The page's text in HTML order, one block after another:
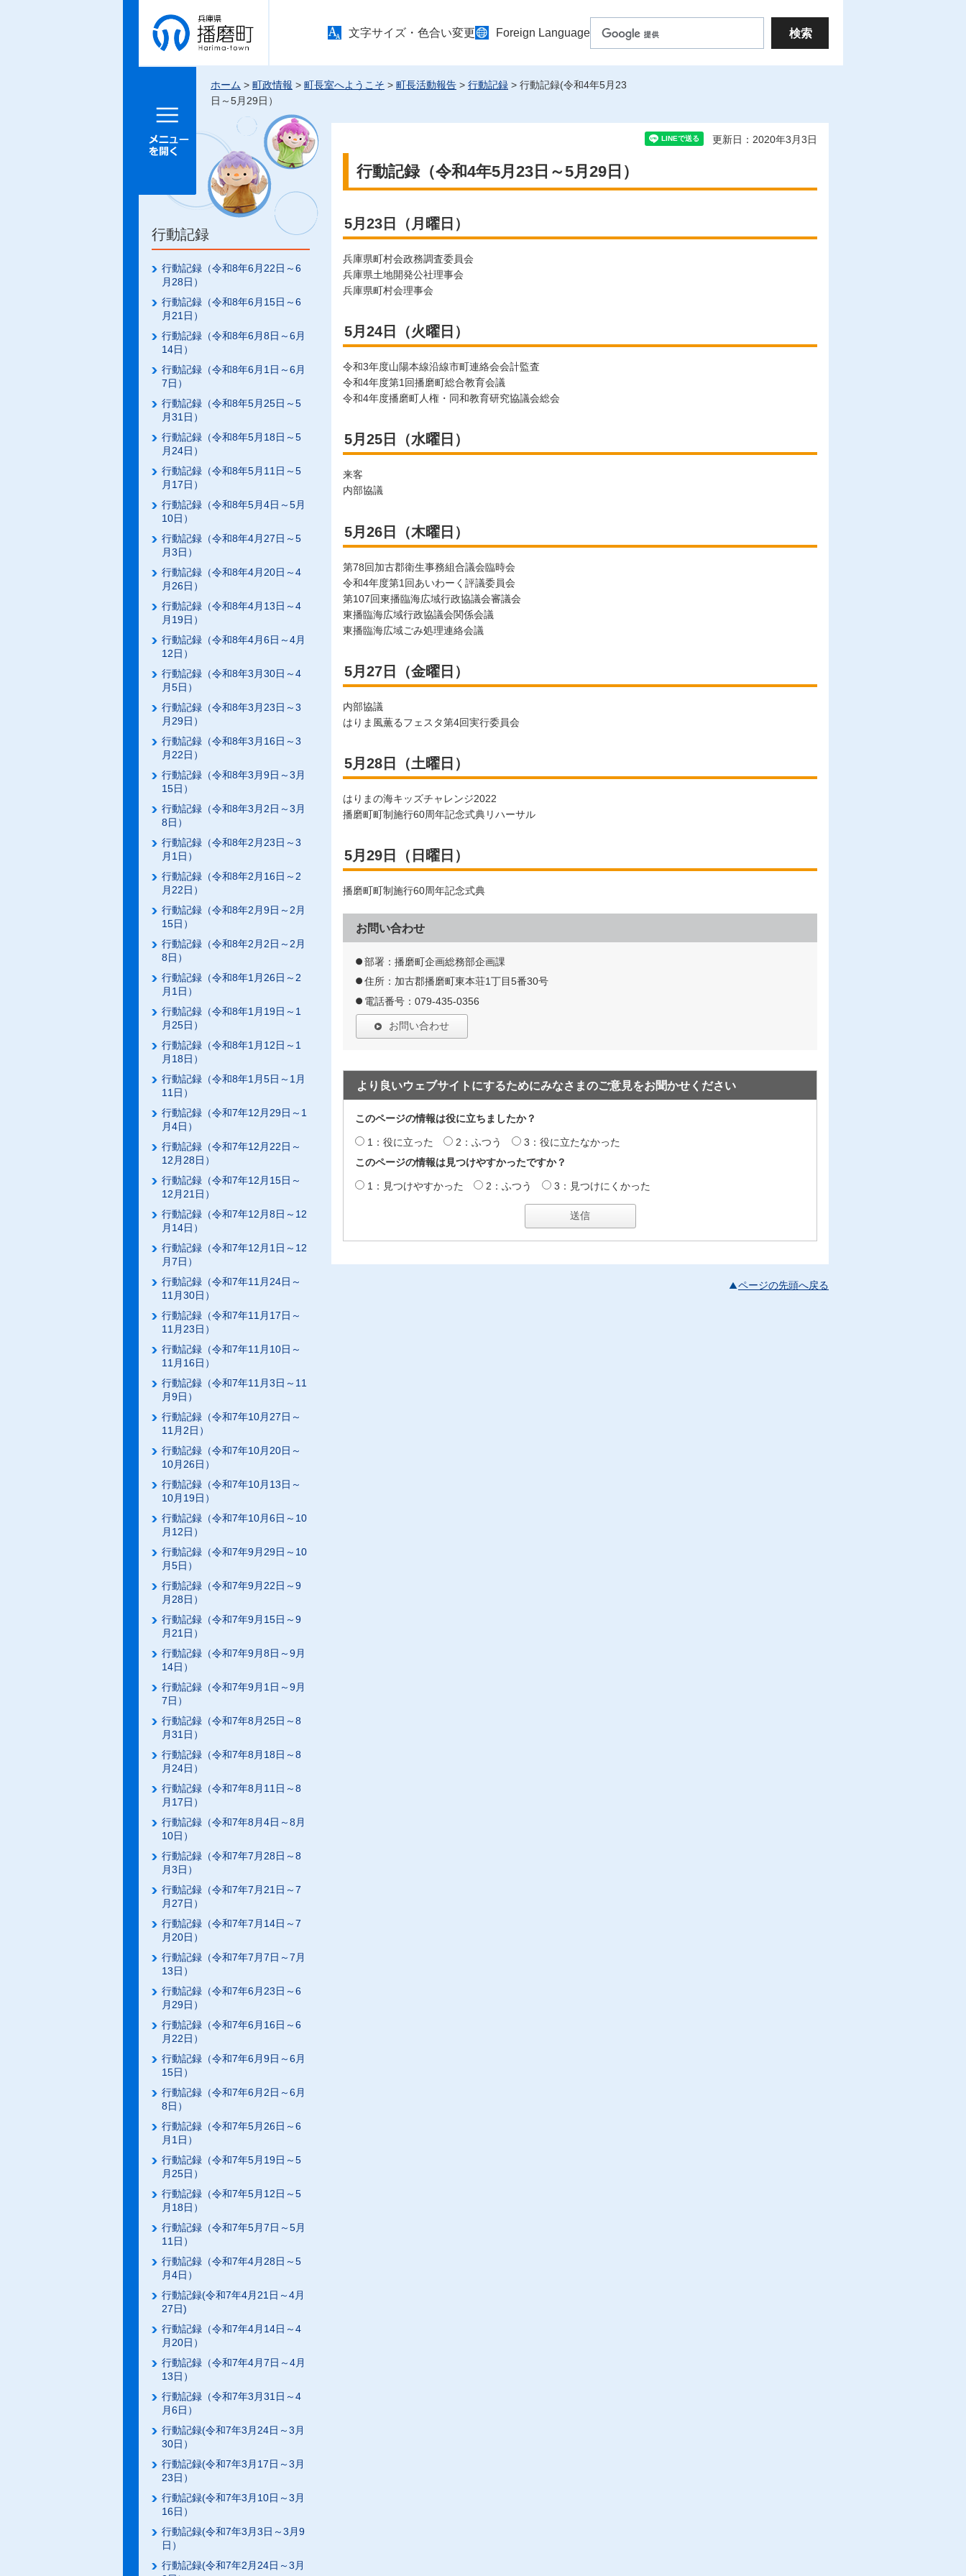
兵庫県 播
磨町
文字サイズ・色合い変更 Foreign Language
メニュー
ホーム > 町政情報 > 町長室へようこそ > 町長活動報告 > 行動記録 > 行動記録(令和4年5月23
日～5月29日）
行動記録
行動記録（令和8年6月22日～6
月28日）
行動記録（令和8年6月15日～6
月21日）
行動記録（令和8年6月8日～6月
14日）
行動記録（令和8年6月1日～6月
7日）
行動記録（令和8年5月25日～5
月31日）
行動記録（令和8年5月18日～5
月24日）
行動記録（令和8年5月11日～5
月17日）
行動記録（令和8年5月4日～5月
10日）
行動記録（令和8年4月27日～5
月3日）
行動記録（令和8年4月20日～4
月26日）
行動記録（令和8年4月13日～4
月19日）
行動記録（令和8年4月6日～4月
12日）
行動記録（令和8年3月30日～4
月5日）
行動記録（令和8年3月23日～3
月29日）
行動記録（令和8年3月16日～3
月22日）
行動記録（令和8年3月9日～3月
15日）
行動記録（令和8年3月2日～3月
8日）
行動記録（令和8年2月23日～3
月1日）
行動記録（令和8年2月16日～2
月22日）
行動記録（令和8年2月9日～2月
15日）
行動記録（令和8年2月2日～2月
8日）
行動記録（令和8年1月26日～2
月1日）
行動記録（令和8年1月19日～1
月25日）
行動記録（令和8年1月12日～1
月18日）
行動記録（令和8年1月5日～1月
11日）
行動記録（令和7年12月29日～1
月4日）
行動記録（令和7年12月22日～
12月28日）
行動記録（令和7年12月15日～
12月21日）
行動記録（令和7年12月8日～12
月14日）
行動記録（令和7年12月1日～12
月7日）
行動記録（令和7年11月24日～
11月30日）
行動記録（令和7年11月17日～
11月23日）
行動記録（令和7年11月10日～
11月16日）
行動記録（令和7年11月3日～11
月9日）
行動記録（令和7年10月27日～
11月2日）
行動記録（令和7年10月20日～
10月26日）
行動記録（令和7年10月13日～
10月19日）
行動記録（令和7年10月6日～10
月12日）
行動記録（令和7年9月29日～10
月5日）
行動記録（令和7年9月22日～9
月28日）
行動記録（令和7年9月15日～9
月21日）
行動記録（令和7年9月8日～9月
14日）
行動記録（令和7年9月1日～9月
7日）
行動記録（令和7年8月25日～8
月31日）
行動記録（令和7年8月18日～8
月24日）
行動記録（令和7年8月11日～8
月17日）
行動記録（令和7年8月4日～8月
10日）
行動記録（令和7年7月28日～8
月3日）
行動記録（令和7年7月21日～7
月27日）
行動記録（令和7年7月14日～7
月20日）
行動記録（令和7年7月7日～7月
13日）
行動記録（令和7年6月23日～6
月29日）
行動記録（令和7年6月16日～6
月22日）
行動記録（令和7年6月9日～6月
15日）
行動記録（令和7年6月2日～6月
8日）
行動記録（令和7年5月26日～6
月1日）
行動記録（令和7年5月19日～5
月25日）
行動記録（令和7年5月12日～5
月18日）
行動記録（令和7年5月7日～5月
11日）
行動記録（令和7年4月28日～5
月4日）
行動記録(令和7年4月21日～4月
27日)
行動記録（令和7年4月14日～4
月20日）
行動記録（令和7年4月7日～4月
13日）
行動記録（令和7年3月31日～4
月6日）
行動記録(令和7年3月24日～3月
30日）
行動記録(令和7年3月17日～3月
23日）
行動記録(令和7年3月10日～3月
16日）
行動記録(令和7年3月3日～3月9
日）
行動記録(令和7年2月24日～3月
更新日：2020年3月3日
行動記録（令和4年5月23日～5月29日）
5月23日（月曜日）
兵庫県町村会政務調査委員会
兵庫県土地開発公社理事会
兵庫県町村会理事会
5月24日（火曜日）
令和3年度山陽本線沿線市町連絡会会計監査
令和4年度第1回播磨町総合教育会議
令和4年度播磨町人権・同和教育研究協議会総会
5月25日（水曜日）
来客
内部協議
5月26日（木曜日）
第78回加古郡衛生事務組合議会臨時会
令和4年度第1回あいわーく評議委員会
第107回東播臨海広域行政協議会審議会
東播臨海広域行政協議会関係会議
東播臨海広域ごみ処理連絡会議
5月27日（金曜日）
内部協議
はりま風薫るフェスタ第4回実行委員会
5月28日（土曜日）
はりまの海キッズチャレンジ2022
播磨町町制施行60周年記念式典リハーサル
5月29日（日曜日）
播磨町町制施行60周年記念式典
お問い合わせ
部署：播磨町企画総務部企画課
住所：加古郡播磨町東本荘1丁目5番30号
電話番号：079-435-0356
お問い合わせ
より良いウェブサイトにするためにみなさまのご意見をお聞かせください
このページの情報は役に立ちましたか？
1：役に立った 2：ふつう
3：役に立たなかった
このページの情報は見つけやすかったですか？
1：見つけやすかった 2：ふつう 3：見つけにくかった
ページの先頭へ戻る